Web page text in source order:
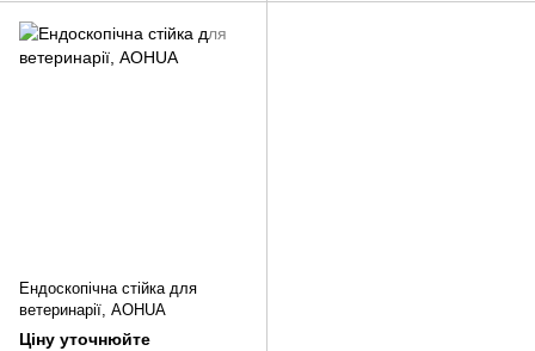
Ендоскопічна стійка для
ветеринарії, AOHUA
Ціну уточнюйте